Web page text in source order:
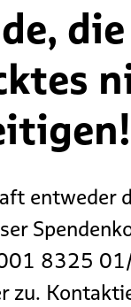
entweder
8325
zu.